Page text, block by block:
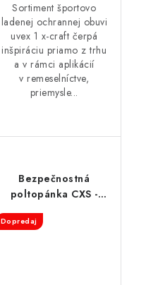
Sortiment športovo
ladenej ochrannej obuvi
uvex 1 x-craft čerpá
inšpiráciu priamo z trhu
a v rámci aplikácií
v remeselníctve,
priemysle...
Bezpečnostná
poltopánka CXS -
Texline Silba S1P ESD
Dopredaj